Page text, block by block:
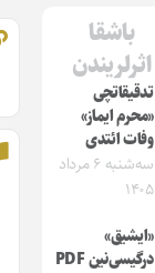
باشقا
اثرلریندن
تدقیقاتچی
«محرم ایماز»
وفات ائتدی
سه‌شنبه ۶ مرداد
۱۴۰۵
«ایشیق»
درگیسی‌نین PDF